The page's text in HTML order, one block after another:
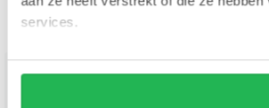
services.
€ 184,50
-
Toevoegen aan